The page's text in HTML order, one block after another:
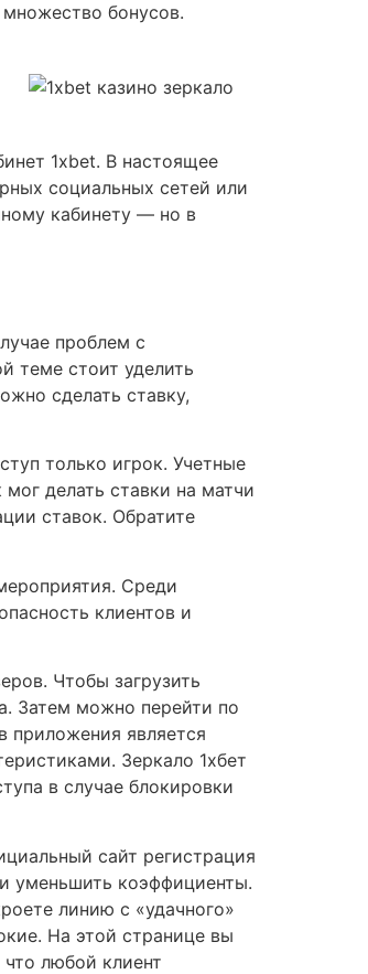
бонусов.
1xbet. В настоящее
социальных сетей или
кабинету — но в
проблем с
теме стоит уделить
сделать ставку,
только игрок. Учетные
делать ставки на матчи
ставок. Обратите
Среди
клиентов и
Чтобы загрузить
Затем можно перейти по
приложения является
Зеркало 1хбет
в случае блокировки
уменьшить коэффициенты.
линию с «удачного»
На этой странице вы
любой клиент